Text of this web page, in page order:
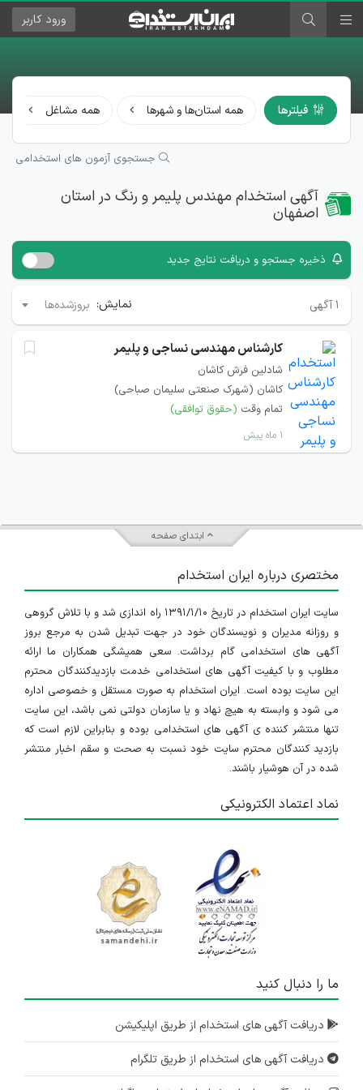
ورود کاربر
فیلترها همه استان‌ها و شهرها همه مشاغل
جستجوی آزمون های استخدامی
آگهی استخدام مهندس پلیمر و رنگ در استان
اصفهان
ذخیره جستجو و دریافت نتایج جدید
۱ آگهی نمایش: بروزشده‌ها
کارشناس مهندسی نساجی و پلیمر
شادلین فرش کاشان
کاشان (شهرک صنعتی سلیمان صباحی)
تمام وقت (حقوق توافقی)
۱ ماه پیش
ابتدای صفحه
مختصری درباره ایران استخدام
سایت ایران استخدام در تاریخ ۱۳۹۱/۱/۱۰ راه اندازی شد و با تلاش گروهی
و روزانه مدیران و نویسندگان خود در جهت تبدیل شدن به مرجع بروز
آگهی های استخدامی گام برداشت. سعی همیشگی همکاران ما ارائه
مطلوب و با کیفیت آگهی های استخدامی خدمت بازدیدکنندگان محترم
این سایت بوده است. ایران استخدام به صورت مستقل و خصوصی اداره
می شود و وابسته به هیچ نهاد و یا سازمان دولتی نمی باشد، این سایت
تنها منتشر کننده ی آگهی های استخدامی بوده و بنابراین لازم است که
بازدید کنندگان محترم سایت خود نسبت به صحت و سقم اخبار منتشر
شده در آن هوشیار باشند.
نماد اعتماد الکترونیکی
ما را دنبال کنید
دریافت آگهی های استخدام از طریق اپلیکیشن
دریافت آگهی های استخدام از طریق تلگرام